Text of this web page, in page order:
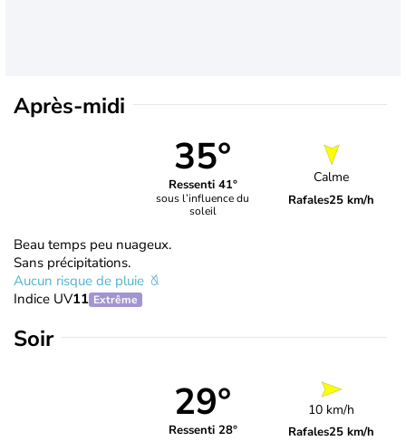
Après-midi
35°
Ressenti 41°
sous l’influence du
soleil
Calme
Rafales25 km/h
Beau temps peu nuageux.
Sans précipitations.
Aucun risque de pluie
Indice UV11 Extrême
Soir
29°
Ressenti 28°
10 km/h
Rafales25 km/h